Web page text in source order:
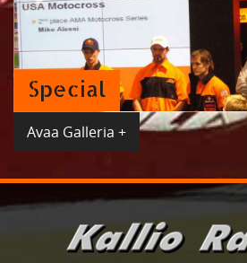
Special
Avaa Galleria +